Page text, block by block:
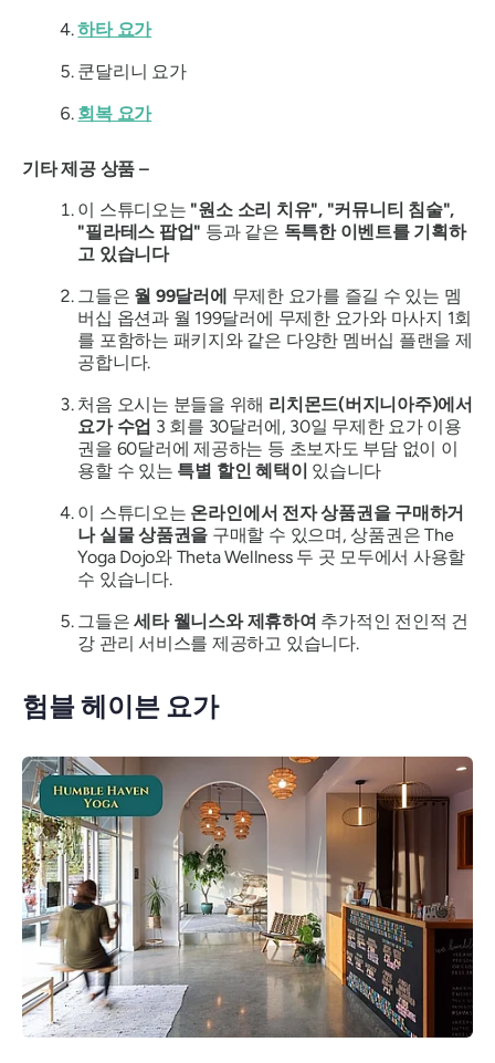
하타 요가
쿤달리니 요가
회복 요가
기타 제공 상품 –
이 스튜디오는 "원소 소리 치유", "커뮤니티 침술",
"필라테스 팝업" 등과 같은 독특한 이벤트를 기획하
고 있습니다
그들은 월 99달러에 무제한 요가를 즐길 수 있는 멤
버십 옵션과 월 199달러에 무제한 요가와 마사지 1회
를 포함하는 패키지와 같은 다양한 멤버십 플랜을 제
공합니다.
처음 오시는 분들을 위해 리치몬드(버지니아주)에서
요가 수업 3 회를 30달러에, 30일 무제한 요가 이용
권을 60달러에 제공하는 등 초보자도 부담 없이 이
용할 수 있는 특별 할인 혜택이 있습니다
이 스튜디오는 온라인에서 전자 상품권을 구매하거
나 실물 상품권을 구매할 수 있으며, 상품권은 The
Yoga Dojo와 Theta Wellness 두 곳 모두에서 사용할
수 있습니다.
그들은세타 웰니스와 제휴하여 추가적인 전인적 건
강 관리 서비스를 제공하고 있습니다.
험블 헤이븐 요가